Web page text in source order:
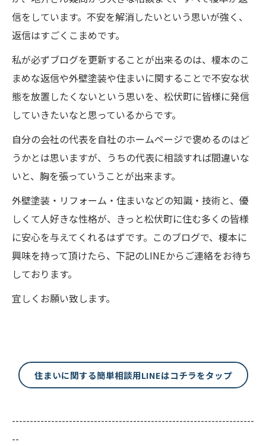
信をしています。不安を解消したいという思いが強く、
返信はすごくこまめです。
私が必ずブログを更新することが出来るのは、榎本のこ
まめな返信や外壁塗装や住まいに関することで不安な状
態を放置したくないという思いを、松伏町に皆様に発信
していきたいなと思っているからです。
自分の会社の代表を自社のホームページで褒めるのはど
うかとは思いますが、うちの代表に相談すれば間違いな
いと、胸を張っていうことが出来ます。
外壁塗装・リフォーム・住まいなどの知識・技術と、優
しくて人好きな性格が、きっと松伏町に住む多くの皆様
に安心を与えてくれるはずです。このブログで、榎本に
興味を持って頂けたら、下記のLINEからご連絡をお待ち
しております。
宜しくお願い致します。
住まいに関する簡単相談用LINEはコチラをタップ
--------------------------------------------------------------------
--